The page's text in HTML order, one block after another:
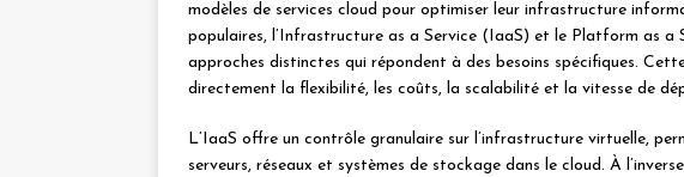
modèles de services cloud pour optimiser leur infrastructure
populaires, l’Infrastructure as a Service (IaaS) et le Platform as a
approches distinctes qui répondent à des besoins spécifiques.
directement la flexibilité, les coûts, la scalabilité et la vitesse de
L’IaaS offre un contrôle granulaire sur l’infrastructure virtuelle,
serveurs, réseaux et systèmes de stockage dans le cloud. À